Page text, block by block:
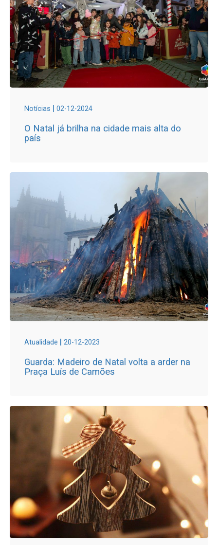
Notícias | 02-12-2024
O Natal já brilha na cidade mais alta do
país
Atualidade | 20-12-2023
Guarda: Madeiro de Natal volta a arder na
Praça Luís de Camões